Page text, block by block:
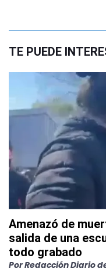
TE PUEDE
Amenazó de
salida de una
todo grabado
PorRedacción Diario